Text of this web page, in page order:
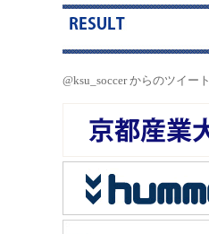
@ksu_soccer からのツイート